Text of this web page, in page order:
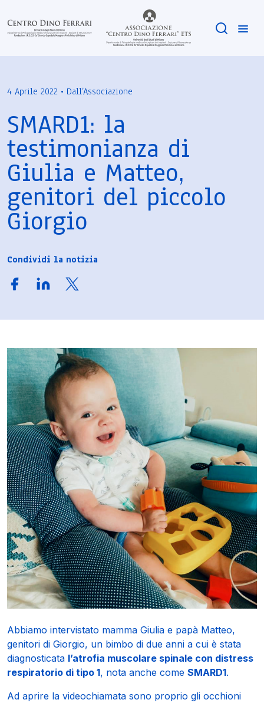
4 Aprile 2022 • Dall’Associazione
SMARD1: la
testimonianza di
Giulia e Matteo,
genitori del piccolo
Giorgio
Condividi la notizia
Abbiamo intervistato mamma Giulia e papà Matteo,
genitori di Giorgio, un bimbo di due anni a cui è stata
diagnosticata l’atrofia muscolare spinale con distress
respiratorio di tipo 1, nota anche come SMARD1.
Ad aprire la videochiamata sono proprio gli occhioni